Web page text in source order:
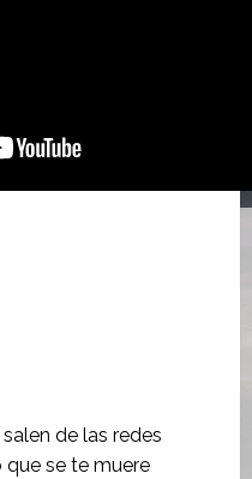
de las redes
que se te muere